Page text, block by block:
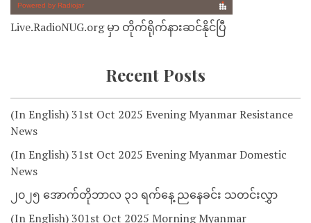
Live.RadioNUG.org မှာ တိုက်ရိုက်နားဆင်နိုင်ပြီ
Recent Posts
(In English) 31st Oct 2025 Evening Myanmar Resistance
News
(In English) 31st Oct 2025 Evening Myanmar Domestic
News
၂၀၂၅ အောက်တိုဘာလ ၃၁ ရက်နေ့ ညနေခင်း သတင်းလွှာ
(In English) 301st Oct 2025 Morning Myanmar